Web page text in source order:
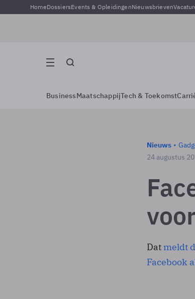
HomeDossiersEvents & OpleidingenNieuwsbrieven
BusinessMaatschappijTech & Toekomst
Nieuws
24 augustus
Dat meldt
Facebook